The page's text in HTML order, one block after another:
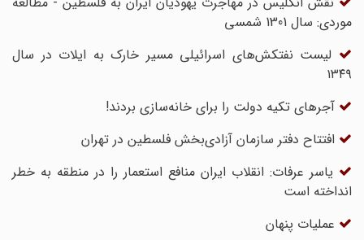
موردی: سال 1301 شمسی
لیست نفتکش‌های اسرائیلی مسیر خارک به ایلات در سال
۱۳۴۹
آجرهای تکیه دولت را برای خانه‌سازی بردند!
افتتاح دفتر سازمان آزادی‌بخش فلسطین در تهران
یاسر عرفات: انقلاب ایران منافع استعمار را در منطقه به خطر
انداخته است
عملیات پنهان